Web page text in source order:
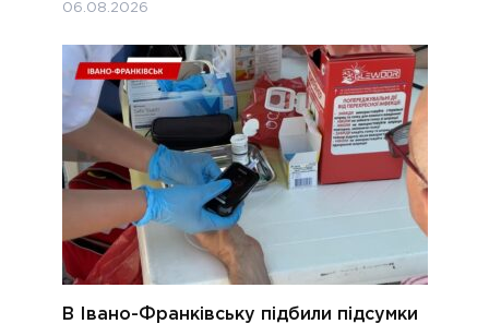
06.08.2026
В Івано-Франківську підбили підсумки